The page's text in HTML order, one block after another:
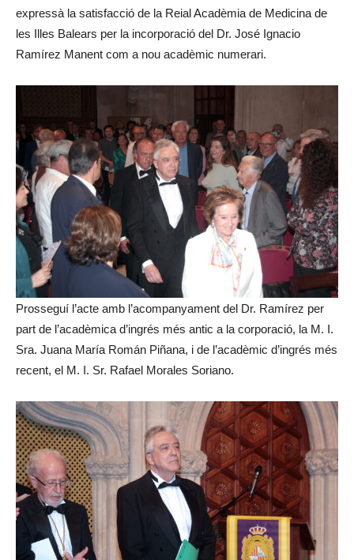
expressà la satisfacció de la Reial Acadèmia de Medicina de
les Illes Balears per la incorporació del Dr. José Ignacio
Ramírez Manent com a nou acadèmic numerari.
Prosseguí l’acte amb l’acompanyament del Dr. Ramírez per
part de l’acadèmica d’ingrés més antic a la corporació, la M. I.
Sra. Juana María Román Piñana, i de l’acadèmic d’ingrés més
recent, el M. I. Sr. Rafael Morales Soriano.